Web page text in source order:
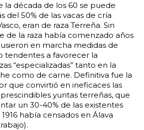
la década de los 60 se puede
del 50% de las vacas de cría
eran de raza Terreña. Sin
de la raza había comenzado años
en marcha medidas de
tendentes a favorecer la
“especializadas” tanto en la
como de carne. Definitiva fue la
que convirtió en ineficaces las
yuntas terreñas, que
un 30-40% de las existentes
había censados en Álava